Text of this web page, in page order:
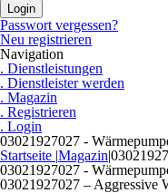
Passwort vergessen?
Neu registrieren
Navigation
. Dienstleistungen
. Dienstleister werden
. Magazin
. Registrieren
. Login
03021927027 -
Startseite |Magazin|
03021927027 -
03021927027 – Aggressive